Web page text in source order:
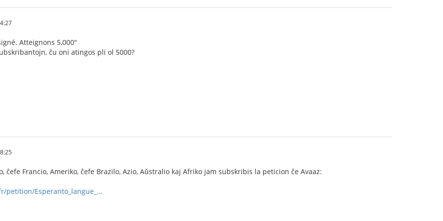
Atteignons 5,000"
ĉu oni atingos pli ol 5000?
ĉefe Francio, Ameriko, ĉefe Brazilo, Azio, Aŭstralio kaj Afriko jam subskribis la peticion ĉe Avaaz:
petition/Esperanto_langue_...